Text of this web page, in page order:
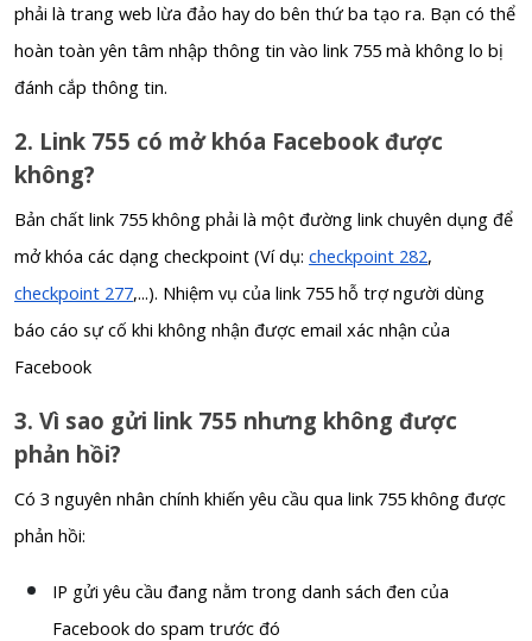
phải là trang web lừa đảo hay do bên thứ ba tạo ra. Bạn có thể
hoàn toàn yên tâm nhập thông tin vào link 755 mà không lo bị
đánh cắp thông tin.
2. Link 755 có mở khóa Facebook được
không?
Bản chất link 755 không phải là một đường link chuyên dụng để
mở khóa các dạng checkpoint (Ví dụ: checkpoint 282,
checkpoint 277,...). Nhiệm vụ của link 755 hỗ trợ người dùng
báo cáo sự cố khi không nhận được email xác nhận của
Facebook
3. Vì sao gửi link 755 nhưng không được
phản hồi?
Có 3 nguyên nhân chính khiến yêu cầu qua link 755 không được
phản hồi:
IP gửi yêu cầu đang nằm trong danh sách đen của
Facebook do spam trước đó